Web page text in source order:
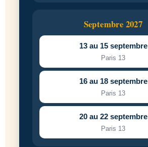
Septembre 2027
13 au 15 septembre
Paris 13
16 au 18 septembre
Paris 13
20 au 22 septembre
Paris 13